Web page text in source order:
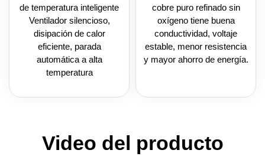
de temperatura inteligente
Ventilador silencioso,
disipación de calor
eficiente, parada
automática a alta
temperatura
cobre puro refinado sin
oxígeno tiene buena
conductividad, voltaje
estable, menor resistencia
y mayor ahorro de energía.
Video del producto